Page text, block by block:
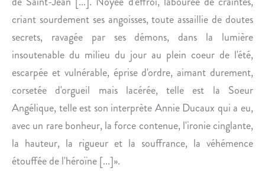
criant sourdement ses angoisses, toute assaillie de doutes
secrets, ravagée par ses démons, dans la lumière
insoutenable du milieu du jour au plein coeur de l'été,
escarpée et vulnérable, éprise d'ordre, aimant durement,
corsetée d'orgueil mais lacérée, telle est la Soeur
Angélique, telle est son interprète Annie Ducaux qui a eu,
avec un rare bonheur, la force contenue, l'ironie cinglante,
la hauteur, la rigueur et la souffrance, la véhémence
étouffée de l'héroïne [...]».